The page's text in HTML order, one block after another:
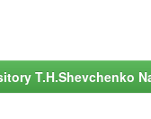
T.H.Shevchenko